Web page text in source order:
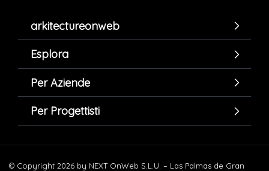
arkitectureonweb
Esplora
Per Aziende
Per Progettisti
© Copyright 2026 by NEXT OnWeb S.L.U. – Las Palmas de Gran